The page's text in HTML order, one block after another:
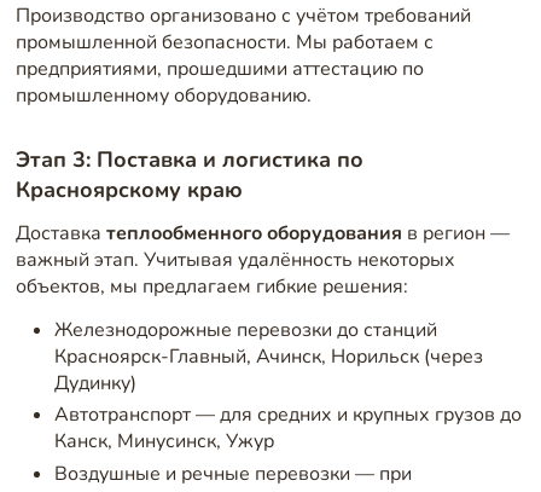
Производство организовано с учётом требований
промышленной безопасности. Мы работаем с
предприятиями, прошедшими аттестацию по
промышленному оборудованию.
Этап 3: Поставка и логистика по
Красноярскому краю
Доставка теплообменного оборудования в регион —
важный этап. Учитывая удалённость некоторых
объектов, мы предлагаем гибкие решения:
Железнодорожные перевозки до станций
Красноярск-Главный, Ачинск, Норильск (через
Дудинку)
Автотранспорт — для средних и крупных грузов до
Канск, Минусинск, Ужур
Воздушные и речные перевозки — при